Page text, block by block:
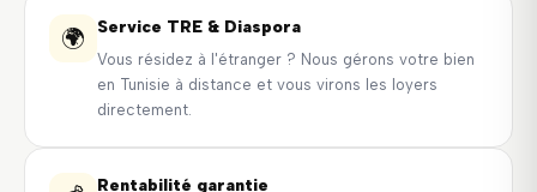
🌍 Service TRE & Diaspora
Vous résidez à l'étranger ? Nous gérons votre bien
en Tunisie à distance et vous virons les loyers
directement.
Rentabilité garantie